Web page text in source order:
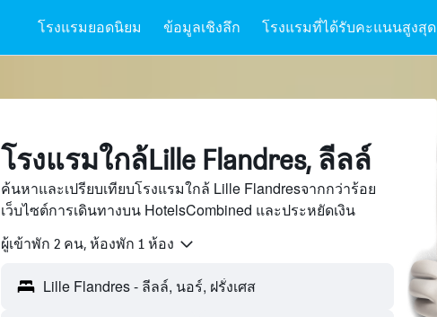
โรงแรมยอดนิยม ข้อมูลเชิงลึก โรงแรมที่ได้รับคะแนนสูงสุด
โรงแรมใกล้Lille Flandres, ลีลล์
ค้นหาและเปรียบเทียบโรงแรมใกล้ Lille Flandresจากกว่าร้อย
เว็บไซต์การเดินทางบน HotelsCombined และประหยัดเงิน
ผู้เข้าพัก 2 คน, ห้องพัก 1 ห้อง